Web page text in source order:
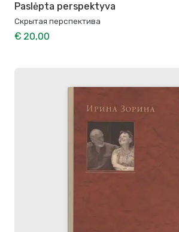
Paslėpta perspektyva
Скрытая перспектива
€ 20,00